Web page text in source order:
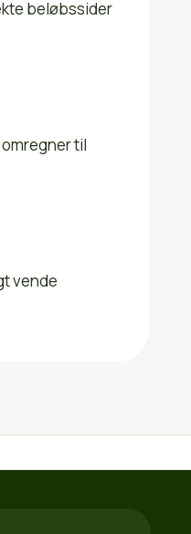
beløbssider
til
vende